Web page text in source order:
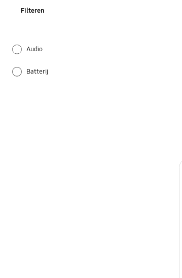
Filteren
Audio
Batterij